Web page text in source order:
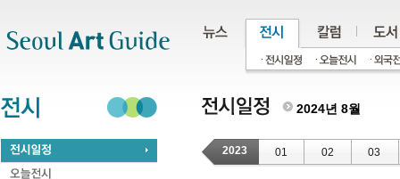
2024년 8월
2023 01 02 03